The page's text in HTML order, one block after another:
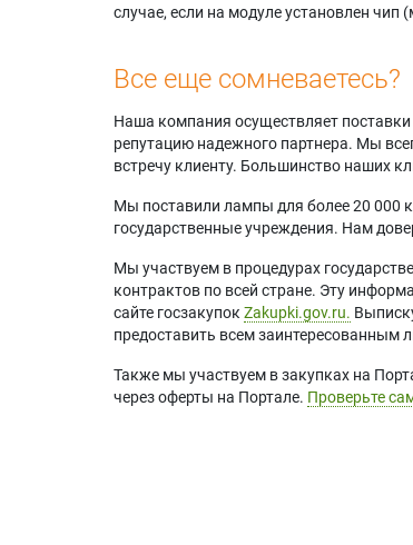
случае, если на модуле установлен
Все еще сомневаетесь?
Наша компания осуществляет
репутацию надежного партнера. Мы
встречу клиенту. Большинство наших
Мы поставили лампы для более 20 000
государственные учреждения. Нам
Мы участвуем в процедурах
контрактов по всей стране. Эту
сайте госзакупок Zakupki.gov.ru.
предоставить всем заинтересованным
Также мы участвуем в закупках на
через оферты на Портале. Проверьте